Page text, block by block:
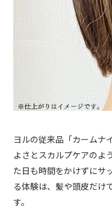
ヨルの従来品「カームナ
よさとスカルプケアのよ
た日も時間をかけずにサ
る体験は、髪や頭皮だけ
す。